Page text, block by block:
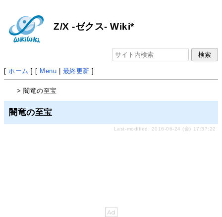
Z/X -ゼクス- Wiki*
[ ホーム ] [ Menu | 最終更新 ]
> 闇竜の至宝
闇竜の至宝
Last-modified: 2016-06-24 (金) 17:37:22